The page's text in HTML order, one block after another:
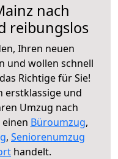
nach
reibungslos
Ihren neuen
und wollen schnell
Richtige für Sie!
erstklassige und
Umzug nach
Büroumzug,
, Seniorenumzug
handelt.